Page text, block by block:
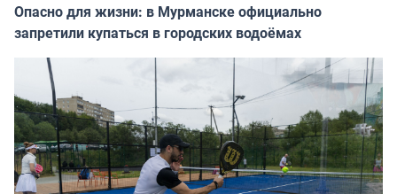
Опасно для жизни: в Мурманске официально
запретили купаться в городских водоёмах